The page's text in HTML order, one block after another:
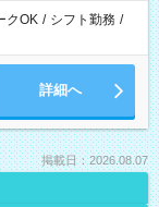
クOK / シフト勤務 /
詳細へ
掲載日：2026.08.07